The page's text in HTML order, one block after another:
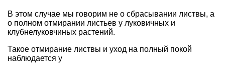
В этом случае мы говорим не о сбрасывании листвы, а
о полном отмирании листьев у луковичных и
клубнелуковчиных растений.
Такое отмирание листвы и уход на полный покой
наблюдается у